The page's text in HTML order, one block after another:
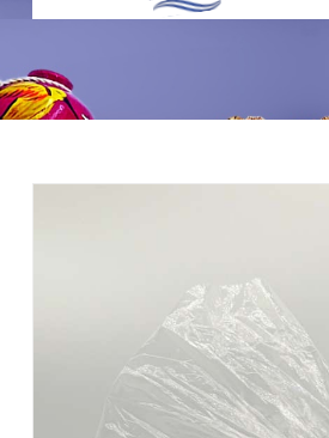
Salvadoreños